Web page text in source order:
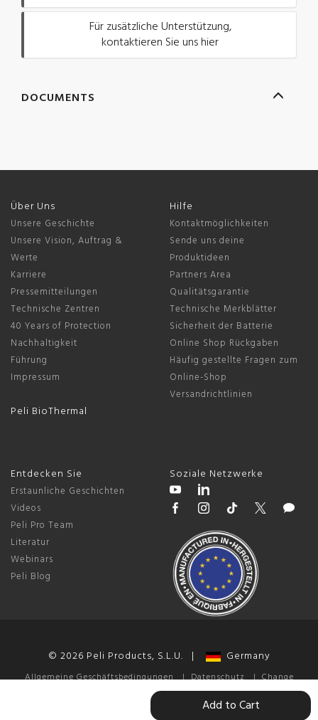
Für zusätzliche Unterstützung,
kontaktieren Sie uns hier
DOCUMENTS
Add to Cart
Über Uns
Unsere Geschichte
Unsere Vision, Auftrag &
Werte
Karriere
Pressemitteilungen
Technische Zentren
40 Years of Protection
Nachhaltigkeit
Führung
Impressum
Peli BioThermal
Hilfe
Kontaktmöglichkeiten
Sende uns deine
Produktideen
Partners Area
Qualitätsgarantie
Technische Merkblätter
Sicherheit der Batterie
Online Shop Rückgaben
Häufig gestellte Fragen zum
Online-Shop
Versandrichtlinien
Entdecken Sie
Erstaunliche Geschichten
Videos
Peli Pro Team
Literatur
Webinars
Peli Blog
Soziale Netzwerke
© 2026 Peli Products, S.L.U. | Germany
Allgemeine Geschäftsbedingungen|Datenschutz|Change
Cookie Preferences